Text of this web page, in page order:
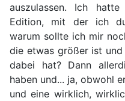
auszulassen. Ich
Edition, mit der ich
warum sollte ich mir
die etwas größer ist
dabei hat? Dann
haben und... ja, obwohl
und eine wirklich,